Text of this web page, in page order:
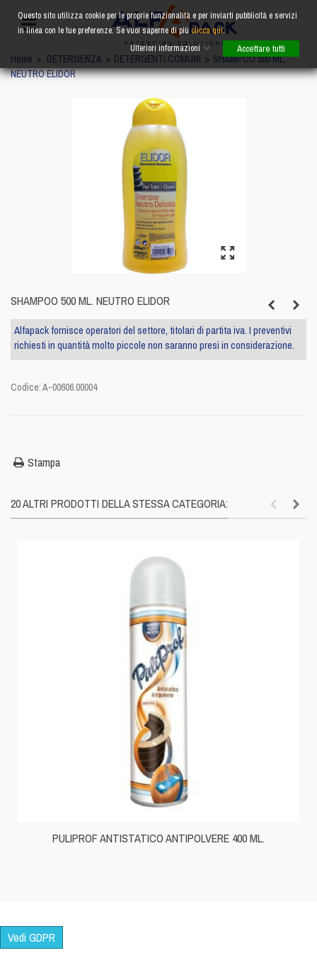
Home > DETERGENZA > DETERGENTI COMUNI > SHAMPOO 500 ML.
NEUTRO ELIDOR
SHAMPOO 500 ML. NEUTRO ELIDOR
Alfapack fornisce operatori del settore, titolari di partita iva. I preventivi
richiesti in quantità molto piccole non saranno presi in considerazione.
Codice:A-00606.00004
Stampa
20 ALTRI PRODOTTI DELLA STESSA CATEGORIA:
PULIPROF ANTISTATICO ANTIPOLVERE 400 ML.
Vedi GDPR
Questo sito utilizza cookie per le proprie funzionalità e per inviarti pubblicità e servizi
in linea con le tue preferenze. Se vuoi saperne di più clicca qui.
Ulteriori informazioni
Accettare tutti